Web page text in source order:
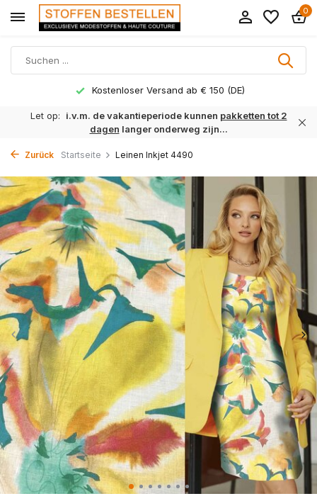
0
Kostenloser Versand ab € 150 (DE)
Let op: i.v.m. de vakantieperiode kunnen pakketten tot 2
dagen langer onderweg zijn...
Zurück Startseite Leinen Inkjet 4490